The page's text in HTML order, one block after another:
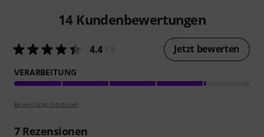
14 Kundenbewertungen
4.4 Jetzt bewerten
VERARBEITUNG
Bewertungsrichtlinien
7Rezensionen